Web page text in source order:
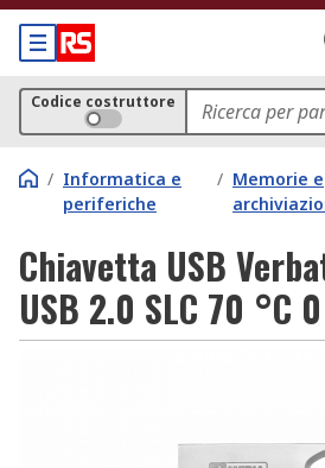
Codice costruttore
/ Informatica e
periferiche
/ Memorie e
Chiavetta USB
USB 2.0 SLC 70 °C